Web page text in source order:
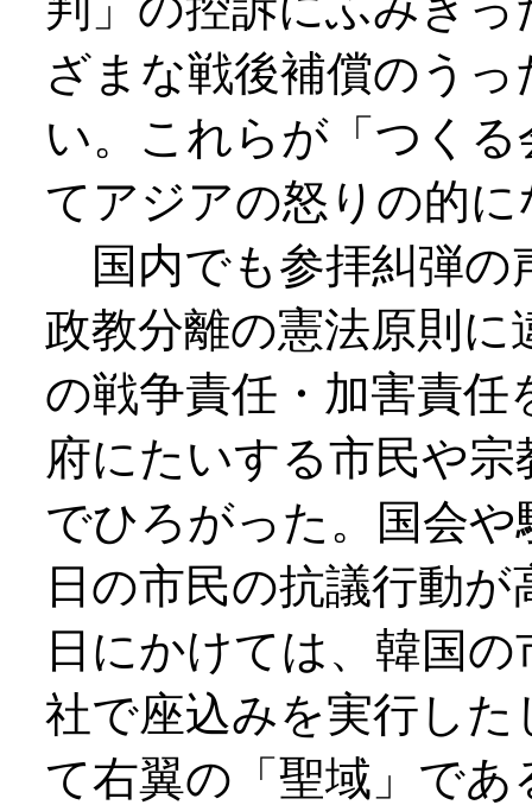
ざまな戦後補償のう
い。これらが「つく
てアジアの怒りの的
国内でも参拝糾弾の
政教分離の憲法原則
の戦争責任・加害責
府にたいする市民や
でひろがった。国会
日の市民の抗議行動
日にかけては、韓国
社で座込みを実行し
て右翼の「聖域」で